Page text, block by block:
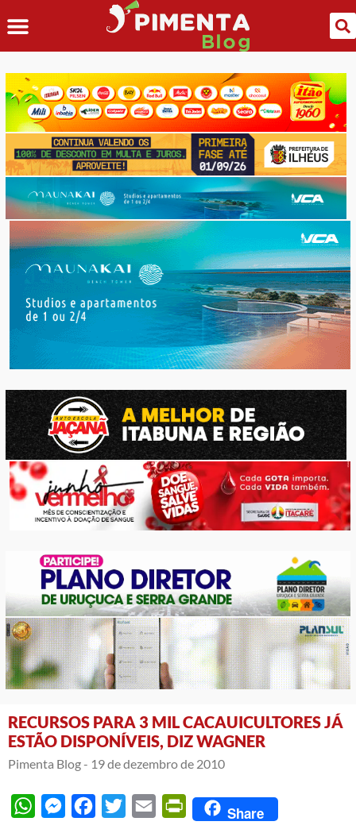
RECURSOS PARA 3 MIL CACAUICULTORES JÁ
ESTÃO DISPONÍVEIS, DIZ WAGNER
Pimenta Blog - 19 de dezembro de 2010
WhatsAppMessengerFacebook
Twitter Email PrintFriendly
Share